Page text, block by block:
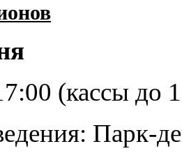
(кассы до
Парк-